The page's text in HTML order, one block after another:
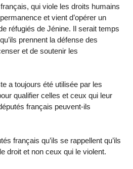
qui viole les droits humains
et vient d’opérer un
réfugiés de Jénine. Il serait temps
prennent la défense des
et de soutenir les
a toujours été utilisée par les
qualifier celles et ceux qui leur
français peuvent-ils
français qu’ils se rappellent qu’ils
droit et non ceux qui le violent.